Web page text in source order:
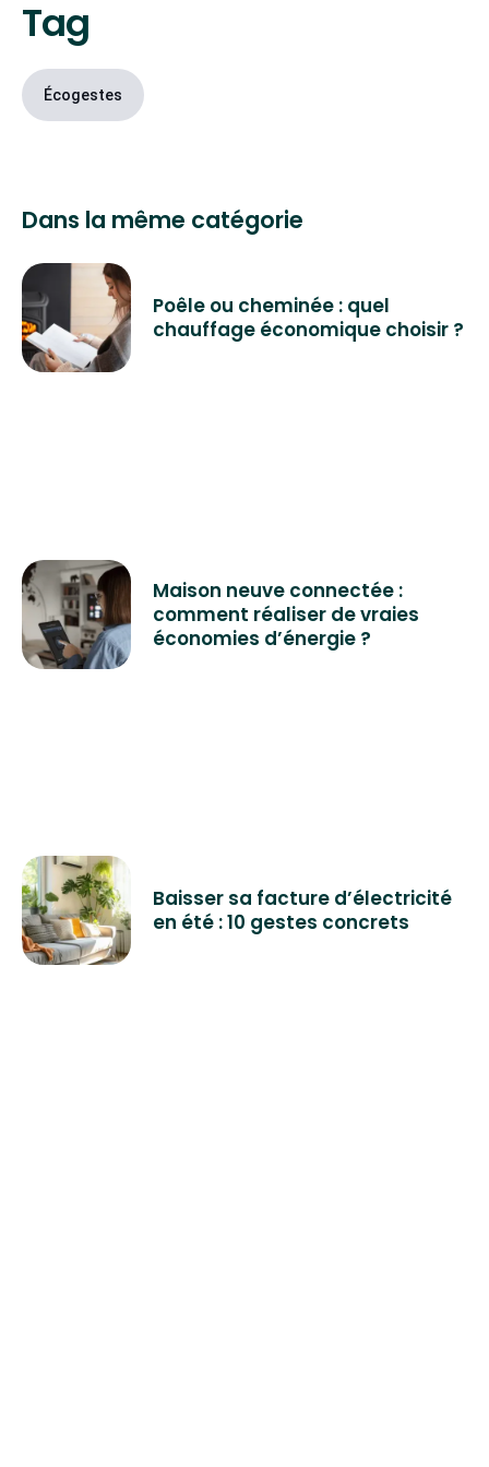
Tag
Écogestes
Dans la même catégorie
Poêle ou cheminée : quel
chauffage économique choisir ?
Maison neuve connectée :
comment réaliser de vraies
économies d’énergie ?
Baisser sa facture d’électricité
en été : 10 gestes concrets